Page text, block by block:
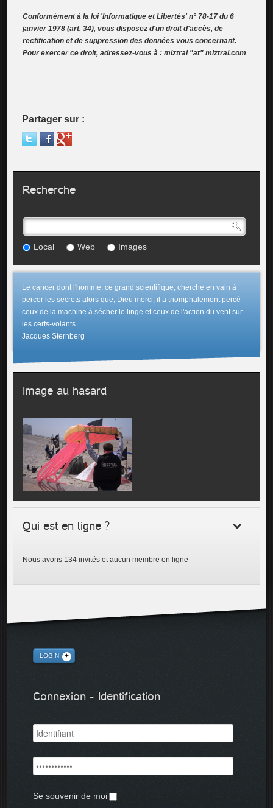
Conformément à la loi 'Informatique et Libertés' n° 78-17 du 6
janvier 1978 (art. 34), vous disposez d'un droit d'accès, de
rectification et de suppression des données vous concernant.
Pour exercer ce droit, adressez-vous à : miztral "at" miztral.com
Partager sur :
Recherche
Local Web Images
Le cancer dont l'homme, ce grand scientifique, cherche en vain à
percer les secrets alors que, Dieu merci, il a triomphalement percé
ceux de la machine à sécher le linge et ceux de l'action du vent sur
les cerfs-volants.
Jacques Sternberg
Image au hasard
Qui est en ligne ?
Nous avons 134 invités et aucun membre en ligne
LOGIN
Connexion - Identification
Se souvenir de moi